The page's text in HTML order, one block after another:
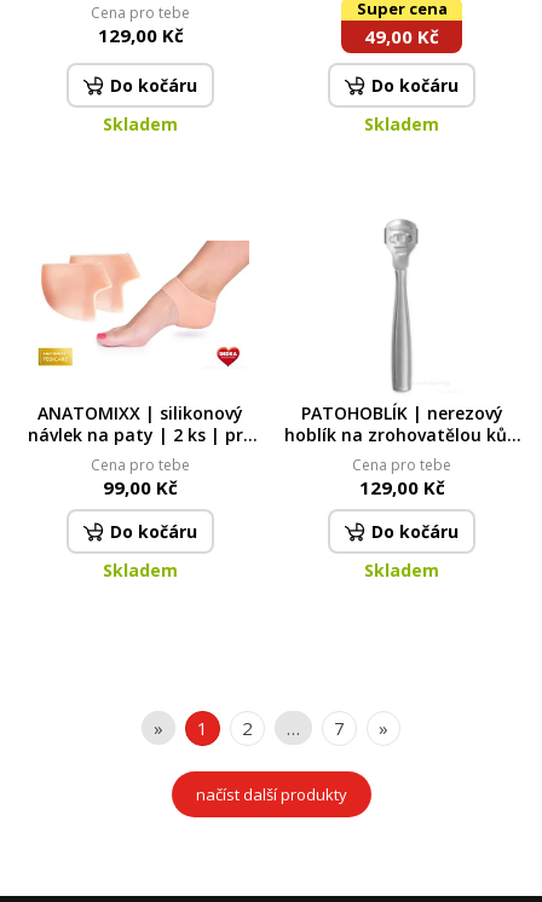
použitelný | 23 x 13 cm
Cena pro tebe
129,00 Kč
Do kočáru
Skladem
Super cena
49,00 Kč
Do kočáru
Skladem
ANATOMIXX | silikonový
návlek na paty | 2 ks | pro
hydrataci a regeneraci
pokožky
Cena pro tebe
99,00 Kč
Do kočáru
Skladem
PATOHOBLÍK | nerezový
hoblík na zrohovatělou kůži
| 10 výměnných břitů | péče
o paty a chodidla
Cena pro tebe
129,00 Kč
Do kočáru
Skladem
» 1 2 … 7 »
načíst další produkty